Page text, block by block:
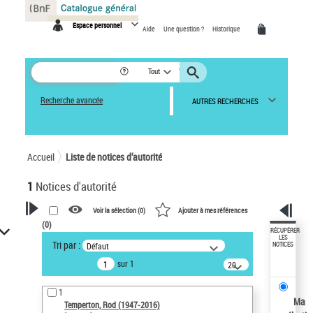
Espace personnel Aide Une question ? Historique
Tout
Recherche avancée AUTRES RECHERCHES
Accueil Liste de notices d’autorité
1 Notices d'autorité
VOTRE RECHERCHE
Recherche avancée dans les
notices d’autorité
Œuvres liées à l'auteur :
Temperton, Rod (1947-2016)
Voir la sélection (0) Ajouter à mes références
(0)
Tri par : Défaut
sur 1
20
résultats/page
1
Temperton, Rod (1947-2016)
RÉCUPÉRER
LES
NOTICES
Ma
Panneau de gestion des cookies